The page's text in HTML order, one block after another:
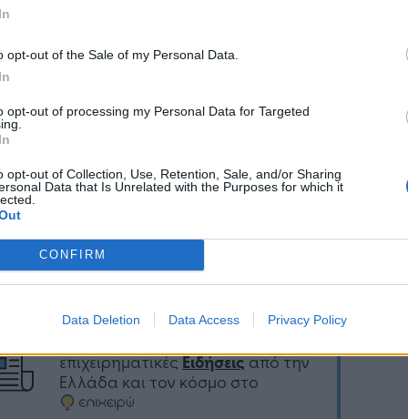
opt-out of the Sale of my Personal Data.
opt-out of processing my Personal Data for Targeted
opt-out of Collection, Use, Retention, Sale, and/or Sharing
Data that Is Unrelated with the Purposes for which it
CONFIRM
Data Deletion Data Access Privacy Policy
εφοδιασμού ημιαγωγών παραμένει
ανέφερε η έκθεση, παρά την πολύμηνη
της κυβέρνησης Biden για την αντιμετώπιση
προσφορά».
Google Newsκαι μάθετε πρώτοι
όλα τα επιχειρηματικά νέα
επιχειρηματικέςΕιδήσειςαπό την
Ελλάδα και τον κόσμο στο